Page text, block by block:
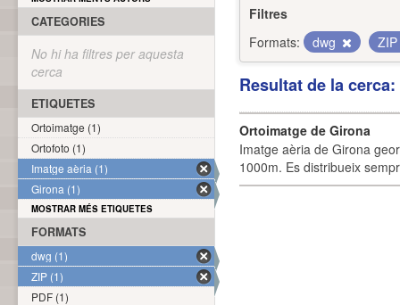
Filtres
Formats:
dwg ZIP
Resultat de la
Ortoimatge de Girona
Imatge aèria de Girona
1000m. Es distribueix
CATEGORIES
No hi ha filtres per aquesta
cerca
ETIQUETES
Ortoimatge (1)
Ortofoto (1)
Imatge aèria (1)
Girona (1)
MOSTRAR MÉS ETIQUETES
FORMATS
dwg (1)
ZIP (1)
PDF (1)